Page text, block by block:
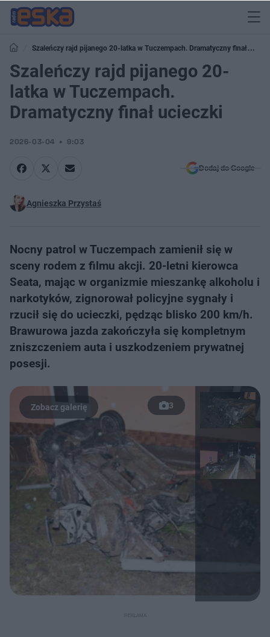
Szaleńczy rajd pijanego 20-latka w Tuczempach. Dramatyczny finał
ucieczki
Szaleńczy rajd pijanego 20-
latka w Tuczempach.
Dramatyczny finał ucieczki
2026-03-04 9:03
Dodaj do Google
Agnieszka Przystaś
Nocny patrol w Tuczempach zamienił się w
sceny rodem z filmu akcji. 20-letni kierowca
Seata, mając w organizmie mieszankę alkoholu i
narkotyków, zignorował policyjne sygnały i
rzucił się do ucieczki, pędząc blisko 200 km/h.
Brawurowa jazda zakończyła się kompletnym
zniszczeniem auta i uszkodzeniem prywatnej
posesji.
3